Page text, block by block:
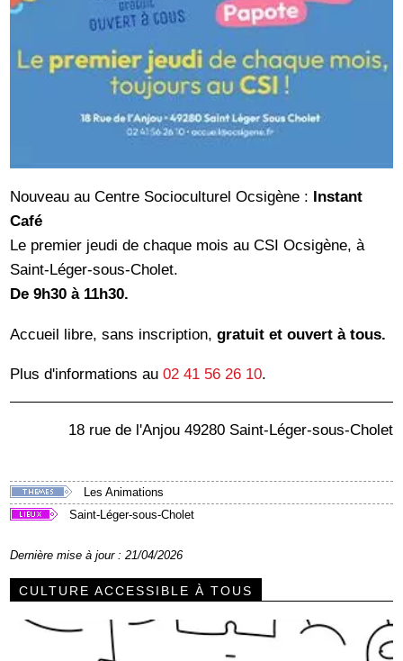
Nouveau au Centre Socioculturel Ocsigène : Instant
Café
Le premier jeudi de chaque mois au CSI Ocsigène, à
Saint-Léger-sous-Cholet.
De 9h30 à 11h30.
Accueil libre, sans inscription, gratuit et ouvert à tous.
Plus d'informations au02 41 56 26 10.
18 rue de l'Anjou 49280 Saint-Léger-sous-Cholet
Les Animations
Saint-Léger-sous-Cholet
Dernière mise à jour : 21/04/2026
CULTURE ACCESSIBLE À TOUS